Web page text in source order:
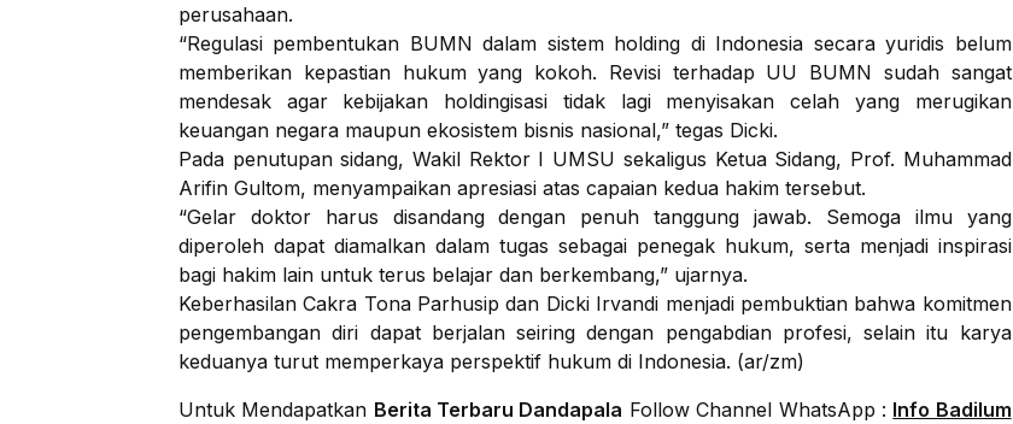
perusahaan.
“Regulasi pembentukan BUMN dalam sistem holding di Indonesia secara yuridis belum
memberikan kepastian hukum yang kokoh. Revisi terhadap UU BUMN sudah sangat
mendesak agar kebijakan holdingisasi tidak lagi menyisakan celah yang merugikan
keuangan negara maupun ekosistem bisnis nasional,” tegas Dicki.
Pada penutupan sidang, Wakil Rektor I UMSU sekaligus Ketua Sidang, Prof. Muhammad
Arifin Gultom, menyampaikan apresiasi atas capaian kedua hakim tersebut.
“Gelar doktor harus disandang dengan penuh tanggung jawab. Semoga ilmu yang
diperoleh dapat diamalkan dalam tugas sebagai penegak hukum, serta menjadi inspirasi
bagi hakim lain untuk terus belajar dan berkembang,” ujarnya.
Keberhasilan Cakra Tona Parhusip dan Dicki Irvandi menjadi pembuktian bahwa komitmen
pengembangan diri dapat berjalan seiring dengan pengabdian profesi, selain itu karya
keduanya turut memperkaya perspektif hukum di Indonesia. (ar/zm)
Untuk Mendapatkan Berita Terbaru Dandapala Follow Channel WhatsApp : Info Badilum